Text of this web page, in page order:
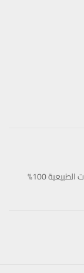
سوق فوريفر اول سوق علي الانترنت لتسويق المنتجات الطبيعية 100%